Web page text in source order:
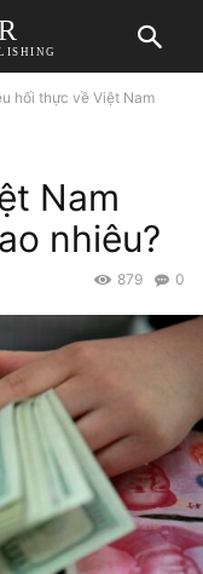
hối thực về Việt Nam
Nam
nhiêu?
0
879